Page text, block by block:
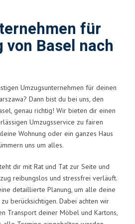
für
von Basel nach
Umzugsunternehmen für deinen
Dann bist du bei uns, den
genau richtig! Wir bieten dir einen
Umzugsservice zu fairen
Wohnung oder ein ganzes Haus
uns um alles.
dir mit Rat und Tat zur Seite und
reibungslos und stressfrei verläuft.
detaillierte Planung, um alle deine
berücksichtigen. Dabei achten wir
Transport deiner Möbel und Kartons,